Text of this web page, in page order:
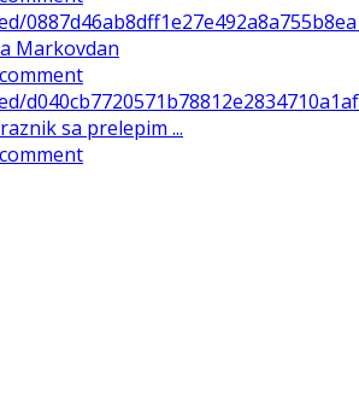
Markovdan
sa prelepim ...